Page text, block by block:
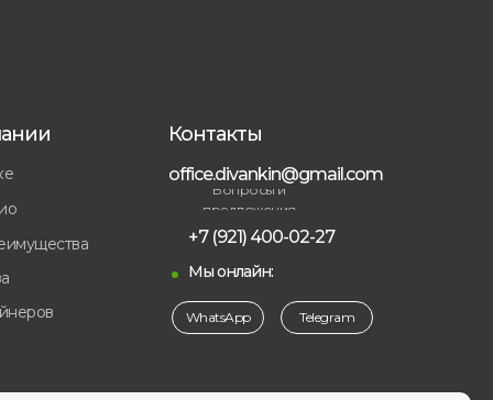
Контакты
office.divankin@gmail.com
Вопросы и
предложения
+7 (921) 400-02-27
Мы онлайн:
WhatsApp Telegram